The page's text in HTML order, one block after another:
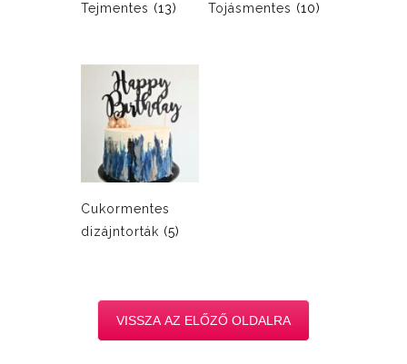
Tejmentes (13) Tojásmentes (10)
Cukormentes
dizájntorták (5)
VISSZA AZ ELŐZŐ OLDALRA